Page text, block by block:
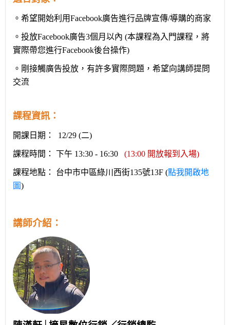
。希望開始利用Facebook廣告進行品牌宣傳/導購的商家
。 投放Facebook廣告3個月以內 (本課程為入門課程，將
實際帶您進行Facebook後台操作)
。剛接觸廣告投放，有許多實際問題，希望向講師提問
交流
課程資訊：
開課日期： 12/29 (二)
課程時間： 下午 13:30 - 16:30 (13:00 開放報到入場)
課程地點： 台中市中區綠川西街135號13F (點我開啟地
圖)
講師介紹：